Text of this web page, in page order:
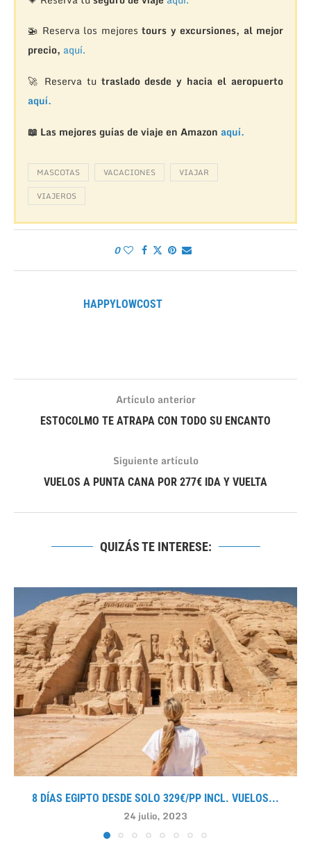
🚁 Reserva los mejorestours y excursiones, al mejor
precio, aquí.
🚀 Reserva tu traslado desde y hacia el aeropuerto
aquí.
📖 Las mejores guías de viaje en Amazon aquí.
MASCOTAS VACACIONES
VIAJAR
VIAJEROS
0
HAPPYLOWCOST
Artículo anterior
ESTOCOLMO TE ATRAPA CON TODO SU ENCANTO
Siguiente artículo
VUELOS A PUNTA CANA POR 277€ IDA Y VUELTA
QUIZÁS TE INTERESE:
8 DÍAS EGIPTO DESDE SOLO 329€/PP INCL. VUELOS...
24 julio, 2023